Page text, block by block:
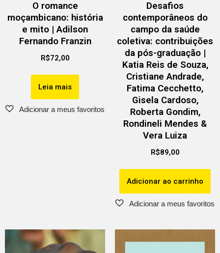
O romance
moçambicano: história
e mito | Adilson
Fernando Franzin
R$72,00
Leia mais
Desafios
contemporâneos do
campo da saúde
coletiva: contribuições
da pós-graduação |
Katia Reis de Souza,
Cristiane Andrade,
Fatima Cecchetto,
Gisela Cardoso,
Roberta Gondim,
Rondineli Mendes &
Vera Luiza
R$89,00
Adicionar ao carrinho